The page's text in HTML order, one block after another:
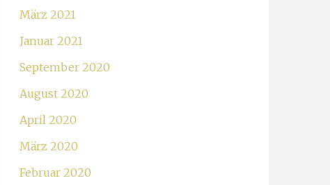
März 2021
Januar 2021
September 2020
August 2020
April 2020
März 2020
Februar 2020